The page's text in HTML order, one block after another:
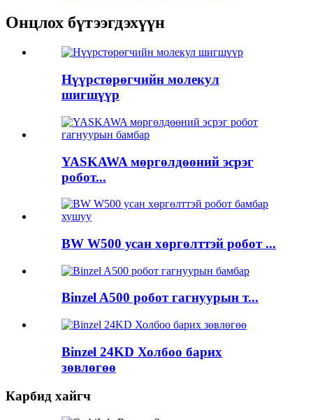
Онцлох бүтээгдэхүүн
Нүүрстөрөгчийн молекул
шигшүүр
YASKAWA мөргөлдөөний эсрэг
робот...
BW W500 усан хөргөлттэй робот ...
Binzel A500 робот гагнуурын т...
Binzel 24KD Холбоо барих
зөвлөгөө
Карбид хайгч